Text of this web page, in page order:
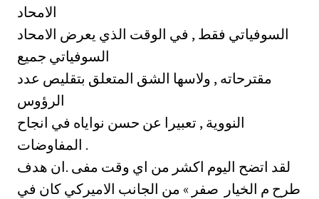
الامحاد
السوفياتي فقط , في الوقت الذي يعرض الامحاد
السوفياتي جميع
مقترحاته , ولاسها الشق المتعلق بتقليص عدد
الرؤوس
النووية , تعبيرا عن حسن نواياه في انجاح
المفاوضات .
لقد اتضح اليوم اكشر من اي وقت مفى .ان هدف
طرح م الخيار ‏ صفر » من الجانب الاميركي كان في